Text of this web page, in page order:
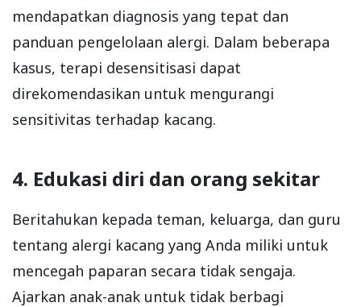
mendapatkan diagnosis yang tepat dan
panduan pengelolaan alergi. Dalam beberapa
kasus, terapi desensitisasi dapat
direkomendasikan untuk mengurangi
sensitivitas terhadap kacang.
4. Edukasi diri dan orang sekitar
Beritahukan kepada teman, keluarga, dan guru
tentang alergi kacang yang Anda miliki untuk
mencegah paparan secara tidak sengaja.
Ajarkan anak-anak untuk tidak berbagi